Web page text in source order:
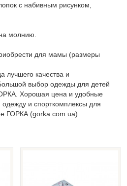
с набивным рисунком,
молнию.
для мамы (размеры
лучшего качества и
выбор одежды для детей
Хорошая цена и удобные
одежду и спорткомплексы для
ГОРКА (gorka.com.ua).